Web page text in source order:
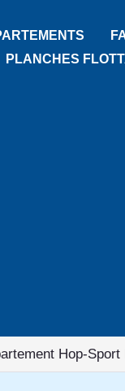
PLANCHES
Hop-